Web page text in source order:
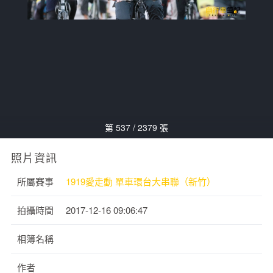
第 537 / 2379 張
照片資訊
所屬賽事 1919愛走動 單車環台大串聯（新竹）
拍攝時間 2017-12-16 09:06:47
相簿名稱
作者